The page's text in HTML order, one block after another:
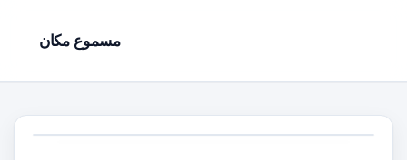
مسموع مكان